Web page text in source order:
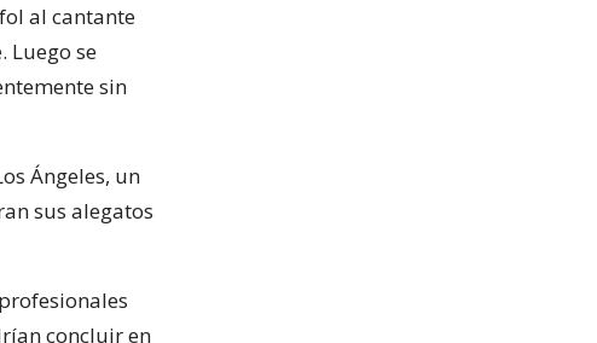
al cantante
Luego se
sin
Ángeles, un
sus alegatos
concluir en